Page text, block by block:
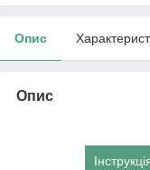
Опис
Опис